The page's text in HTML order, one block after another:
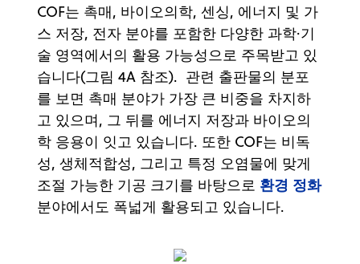
COF는 촉매, 바이오의학, 센싱, 에너지 및 가
스 저장, 전자 분야를 포함한 다양한 과학·기
술 영역에서의 활용 가능성으로 주목받고 있
습니다(그림 4A 참조). 관련 출판물의 분포
를 보면 촉매 분야가 가장 큰 비중을 차지하
고 있으며, 그 뒤를 에너지 저장과 바이오의
학 응용이 잇고 있습니다. 또한 COF는 비독
성, 생체적합성, 그리고 특정 오염물에 맞게
조절 가능한 기공 크기를 바탕으로 환경 정화
분야에서도 폭넓게 활용되고 있습니다.